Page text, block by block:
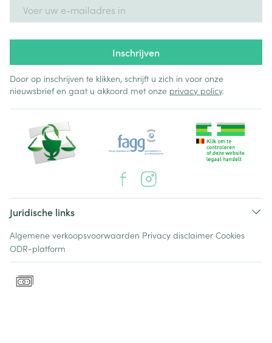
Inschrijven
Door op inschrijven te klikken, schrijft u zich in voor onze
nieuwsbrief en gaat u akkoord met onze privacy policy.
Juridische links
Algemene verkoopsvoorwaarden Privacy disclaimer Cookies
ODR-platform